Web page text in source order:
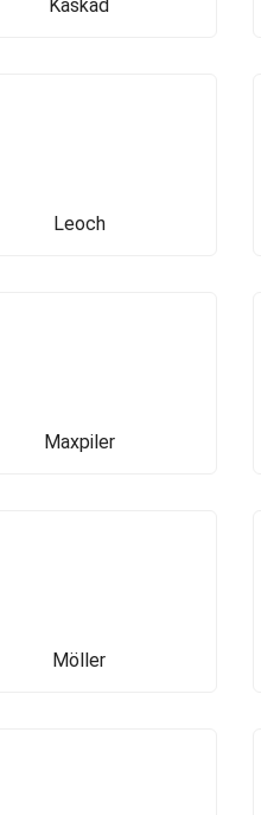
Kaskad
Leoch
Maxpiler
Möller